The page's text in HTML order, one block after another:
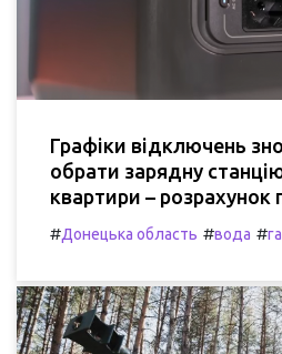
Графіки відключень
обрати зарядну
квартири – розрахунок
#Донецька область #вода #